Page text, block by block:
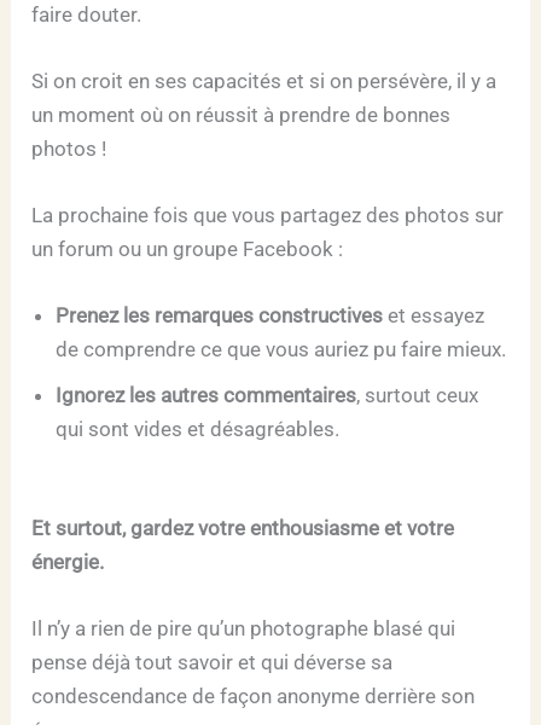
faire douter.
Si on croit en ses capacités et si on persévère, il y a
un moment où on réussit à prendre de bonnes
photos !
La prochaine fois que vous partagez des photos sur
un forum ou un groupe Facebook :
Prenez les remarques constructives et essayez
de comprendre ce que vous auriez pu faire mieux.
Ignorez les autres commentaires, surtout ceux
qui sont vides et désagréables.
Et surtout, gardez votre enthousiasme et votre
énergie.
Il n’y a rien de pire qu’un photographe blasé qui
pense déjà tout savoir et qui déverse sa
condescendance de façon anonyme derrière son